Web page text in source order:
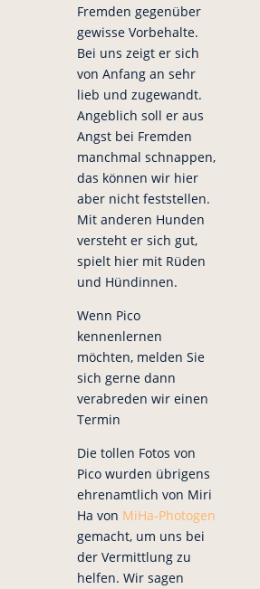
Fremden gegenüber
gewisse Vorbehalte.
Bei uns zeigt er sich
von Anfang an sehr
lieb und zugewandt.
Angeblich soll er aus
Angst bei Fremden
manchmal schnappen,
das können wir hier
aber nicht feststellen.
Mit anderen Hunden
versteht er sich gut,
spielt hier mit Rüden
und Hündinnen.
Wenn Pico
kennenlernen
möchten, melden Sie
sich gerne dann
verabreden wir einen
Termin
Die tollen Fotos von
Pico wurden übrigens
ehrenamtlich von Miri
Ha von MiHa-Photogen
gemacht, um uns bei
der Vermittlung zu
helfen. Wir sagen